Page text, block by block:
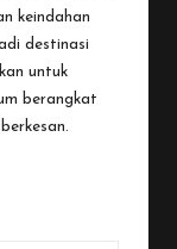
keindahan
destinasi
untuk
berangkat